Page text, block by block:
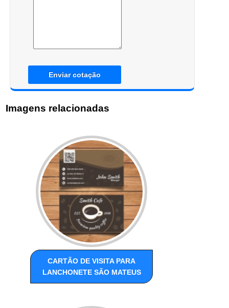
Enviar cotação
Imagens relacionadas
CARTÃO DE VISITA PARA
LANCHONETE SÃO MATEUS